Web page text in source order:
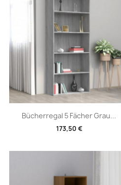
Bücherregal 5 Fächer Grau...
173,50 €
Vorschau